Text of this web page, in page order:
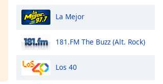
La Mejor
181.FM The Buzz (Alt. Rock)
Los 40